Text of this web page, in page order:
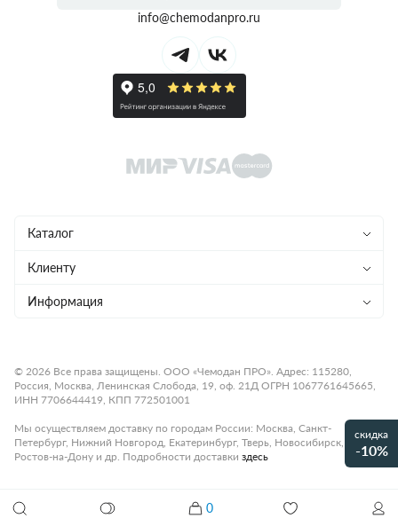
0
Каталог
Чемоданы
Рюкзаки
Аксессуары
Премиум
Акции и распродажи
Клиенту
Магазины
Гарантия и возврат
Карьера
Информация
Программа лояльности
Подарочные карты
Статьи
Контакты
Как настроить кодовый замок
info@chemodanpro.ru
© 2026 Все права защищены. ООО «Чемодан ПРО». Адрес: 115280,
Россия, Москва, Ленинская Слобода, 19, оф. 21Д ОГРН 1067761645665,
ИНН 7706644419, КПП 772501001
Мы осуществляем доставку по городам России: Москва, Санкт-
Петербург, Нижний Новгород, Екатеринбург, Тверь, Новосибирск,
Ростов-на-Дону и др. Подробности доставки здесь
скидка
-10%